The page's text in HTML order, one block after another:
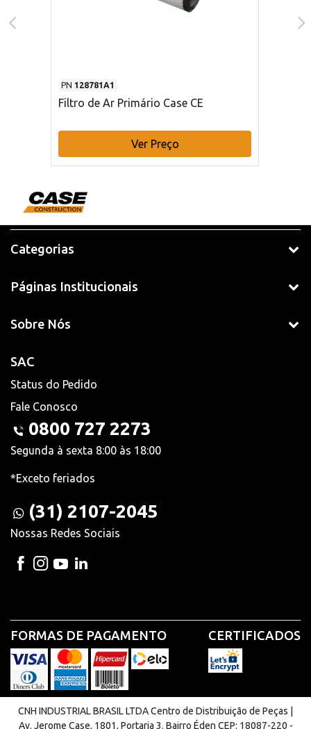
PN 128781A1
Filtro de Ar Primário Case CE
Ver Preço
Categorias
Páginas Institucionais
Sobre Nós
SAC
Status do Pedido
Fale Conosco
0800 727 2273
Segunda à sexta 8:00 às 18:00
*Exceto feriados
(31) 2107-2045
Nossas Redes Sociais
FORMAS DE PAGAMENTO CERTIFICADOS
CNH INDUSTRIAL BRASIL LTDA Centro de Distribuição de Peças |
Av. Jerome Case, 1801, Portaria 3. Bairro Éden CEP: 18087-220 -